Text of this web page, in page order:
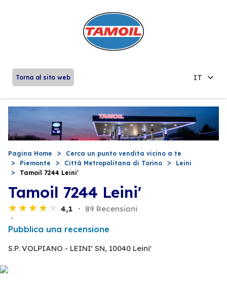
Torna al sito web IT
Pagina Home
Cerca un punto vendita vicino a te
Piemonte
Città Metropolitana di Torino
Leini
Tamoil 7244 Leini'
Tamoil 7244 Leini'
4,1 89 Recensioni
Pubblica una recensione
S.P. VOLPIANO - LEINI' SN, 10040 Leini'